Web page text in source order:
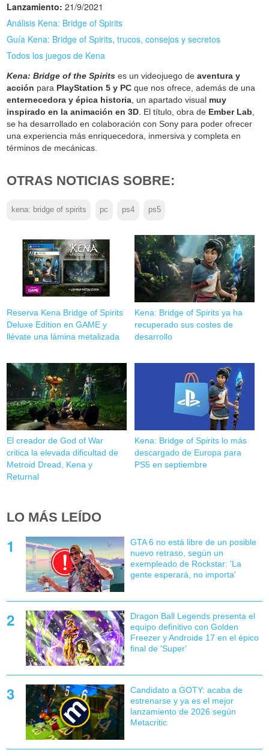
Lanzamiento: 21/9/2021
Análisis Kena: Bridge of Spirits
Guía Kena: Bridge of Spirits, trucos, consejos y secretos
Todos los juegos de Kena
Kena: Bridge of the Spirits es un videojuego deaventura y
acción para PlayStation 5 y PC que nos ofrece, además de una
enternecedora y épica historia, un apartado visual muy
inspirado en la animación en 3D. El título, obra de Ember Lab,
se ha desarrollado en colaboración con Sony para poder ofrecer
una experiencia más enriquecedora, inmersiva y completa en
términos de mecánicas.
OTRAS NOTICIAS SOBRE:
kena: bridge of spirits pc ps4 ps5
Reserva Kena Bridge of Spirits
Deluxe Edition en GAME y
llévate una lámina metalizada
Kena: Bridge of Spirits ya ha
recuperado sus costes de
desarrollo
El creador de God of War
critica la elevada dificultad de
Metroid Dread, Kena y
Returnal
Kena: Bridge of Spirits lo más
descargado de Europa para
PS5 en septiembre
LO MÁS LEÍDO
GTA 6 no está libre de un posible
nuevo retraso, según un
exempleado de Rockstar: 'La
gente esperará, no importa'
Dragon Ball Legends presenta el
equipo definitivo con Golden
Freezer y Androide 17 en el épico
final de 'Super'
Candidato a GOTY: acaba de
estrenarse y ya es el mejor
lanzamiento de 2026 según
Metacritic